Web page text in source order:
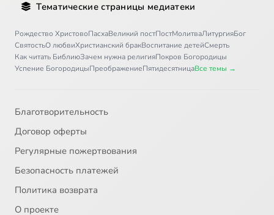
Тематические страницы медиатеки
Рождество ХристовоПасхаВеликий постПостМолитваЛитургияБог
СвятостьО любвиХристианский бракВоспитание детейСмерть
Как читать БиблиюЗачем нужна религияПокров Богородицы
Успение БогородицыПреображениеПятидесятницаВсе темы →
Благотворительность
Договор оферты
Регулярные пожертвования
Безопасность платежей
Политика возврата
О проекте